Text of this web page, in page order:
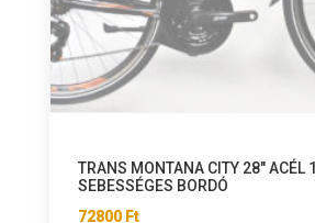
TRANS MONTANA CITY 28″ ACÉL 1
SEBESSÉGES BORDÓ
72800 Ft